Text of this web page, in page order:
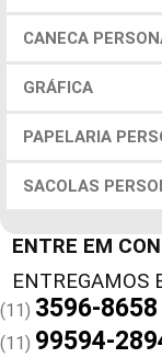
CANECA
GRÁFICA
PAPELARIA
SACOLAS
ENTRE EM
(11) 3596-8658
(11) 99594-